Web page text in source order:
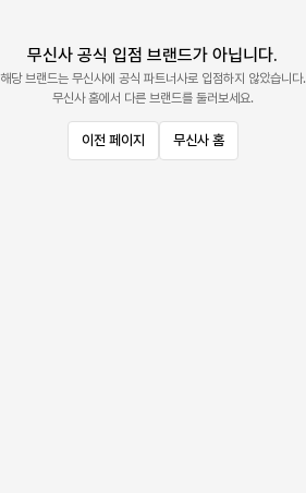
무신사 공식 입점 브랜드가 아닙니다.
해당 브랜드는 무신사에 공식 파트너사로 입점하지 않았습니다.
무신사 홈에서 다른 브랜드를 둘러보세요.
이전 페이지 무신사 홈